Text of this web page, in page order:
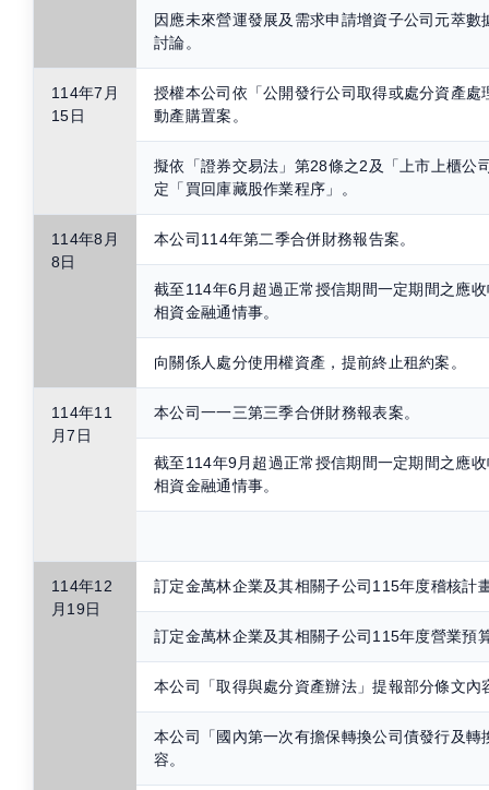
因應未來營運發展及需求申請增資子公司元萃
討論。
114年7月
15日
授權本公司依「公開發行公司取得或處分資產處
動產購置案。
擬依「證券交易法」第28條之2及「上市上櫃公
定「買回庫藏股作業程序」。
114年8月
8日
本公司114年第二季合併財務報告案。
截至114年6月超過正常授信期間一定期間之應
相資金融通情事。
向關係人處分使用權資產，提前終止租約案。
114年11
月7日
本公司一一三第三季合併財務報表案。
截至114年9月超過正常授信期間一定期間之應
相資金融通情事。
114年12
月19日
訂定金萬林企業及其相關子公司115年度稽核計
訂定金萬林企業及其相關子公司115年度營業預
本公司「取得與處分資產辦法」提報部分條文內
本公司「國內第一次有擔保轉換公司債發行及轉
容。